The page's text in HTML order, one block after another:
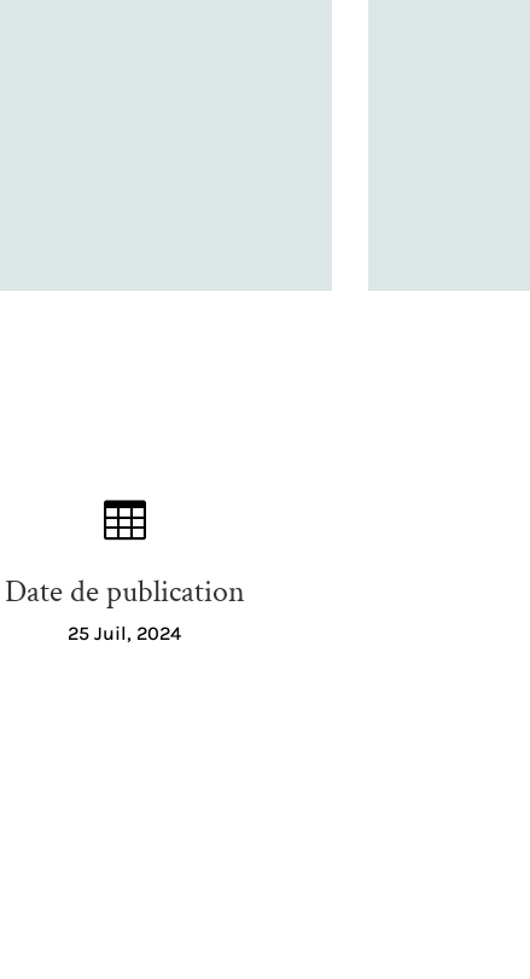

Date de publication
25 Juil, 2024